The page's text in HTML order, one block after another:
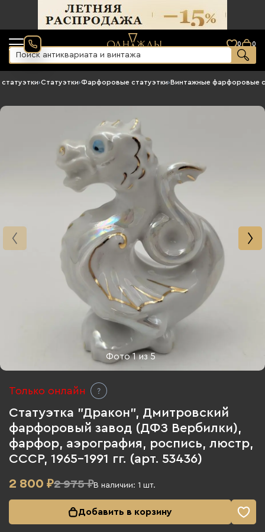
0 0
›Статуэтки›Фарфоровые статуэтки›Винтажные фарфоровые
Фото1из5
Только онлайн
Статуэтка "Дракон", Дмитровский
фарфоровый завод (ДФЗ Вербилки),
фарфор, аэрография, роспись, люстр,
СССР, 1965-1991 гг. (арт. 53436)
2 800 ₽2 975 ₽В наличии: 1 шт.
Добавить в корзину